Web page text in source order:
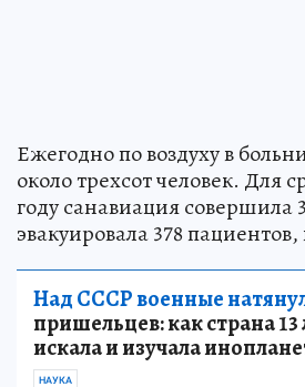
Ежегодно по воздуху в
около трехсот человек. Для
году санавиация совершила
эвакуировала 378
Над СССР военные
пришельцев: как страна 13
искала и изучала
НАУКА